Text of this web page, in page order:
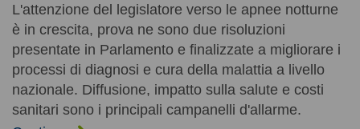
L'attenzione del legislatore verso le apnee notturne
è in crescita, prova ne sono due risoluzioni
presentate in Parlamento e finalizzate a migliorare i
processi di diagnosi e cura della malattia a livello
nazionale. Diffusione, impatto sulla salute e costi
sanitari sono i principali campanelli d'allarme.